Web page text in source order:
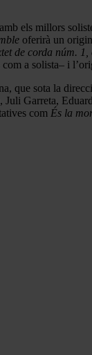
els millors
oferirà un
de corda núm. 1,
a solista– i
sota la
Garreta,
com És la